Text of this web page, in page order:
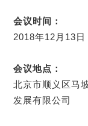
会议时间：
2018年12月13
会议地点：
北京市顺义区马
发展有限公司